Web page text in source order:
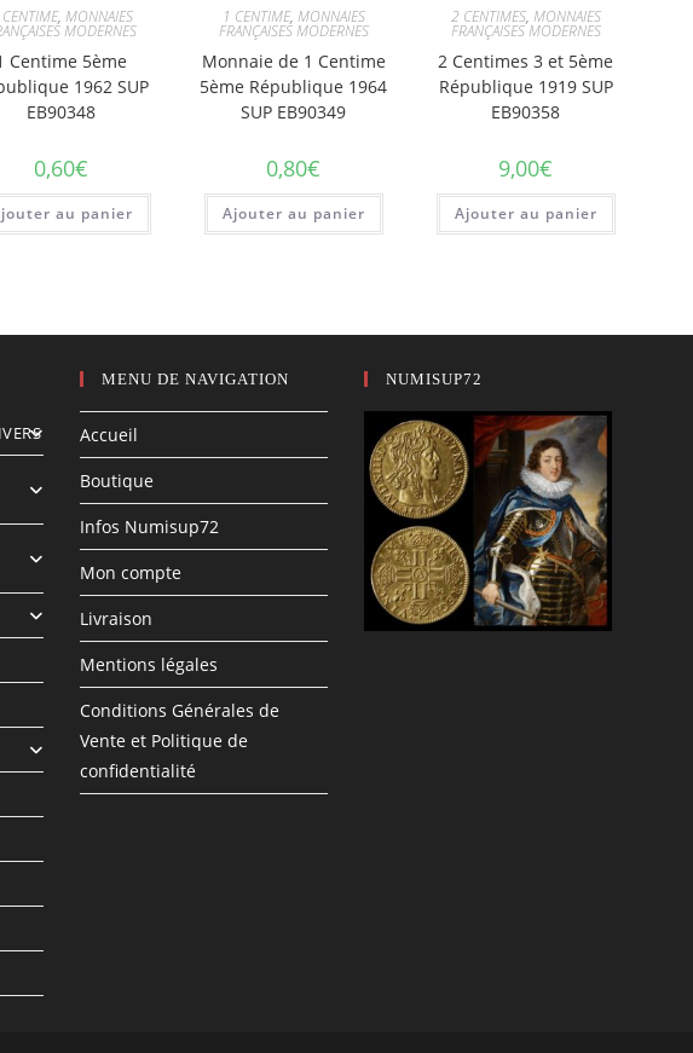
, MONNAIES
MODERNES
Centime 5ème
1962 SUP
EB90348
0,60€
au panier
1 CENTIME, MONNAIES
FRANÇAISES MODERNES
Monnaie de 1 Centime
5ème République 1964
SUP EB90349
0,80€
Ajouter au panier
2 CENTIMES, MONNAIES
FRANÇAISES MODERNES
2 Centimes 3 et 5ème
République 1919 SUP
EB90358
9,00€
Ajouter au panier
MENU DE NAVIGATION
Accueil
Boutique
Infos Numisup72
Mon compte
Livraison
Mentions légales
Conditions Générales de
Vente et Politique de
confidentialité
NUMISUP72